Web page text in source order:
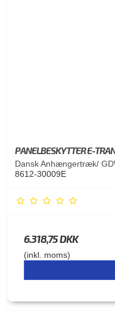
PANELBESKYTTER E-
Dansk Anhængertræk/
8612-30009E
6.318,75 DKK
(inkl. moms)